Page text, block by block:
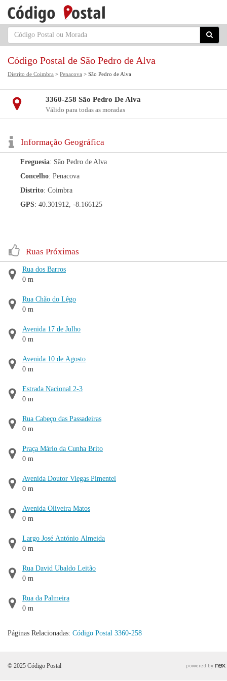
Código Postal de São Pedro de Alva
Distrito de Coimbra > Penacova > São Pedro de Alva
3360-258 São Pedro De Alva
Válido para todas as moradas
Informação Geográfica
Freguesia: São Pedro de Alva
Concelho: Penacova
Distrito: Coimbra
GPS: 40.301912, -8.166125
Ruas Próximas
Rua dos Barros
0 m
Rua Chão do Lêgo
0 m
Avenida 17 de Julho
0 m
Avenida 10 de Agosto
0 m
Estrada Nacional 2-3
0 m
Rua Cabeço das Passadeiras
0 m
Praça Mário da Cunha Brito
0 m
Avenida Doutor Viegas Pimentel
0 m
Avenida Oliveira Matos
0 m
Largo José António Almeida
0 m
Rua David Ubaldo Leitão
0 m
Rua da Palmeira
0 m
Páginas Relacionadas: Código Postal 3360-258
© 2025 Código Postal